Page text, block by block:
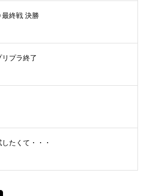
最終戦 決勝
プラ終了
たくて・・・